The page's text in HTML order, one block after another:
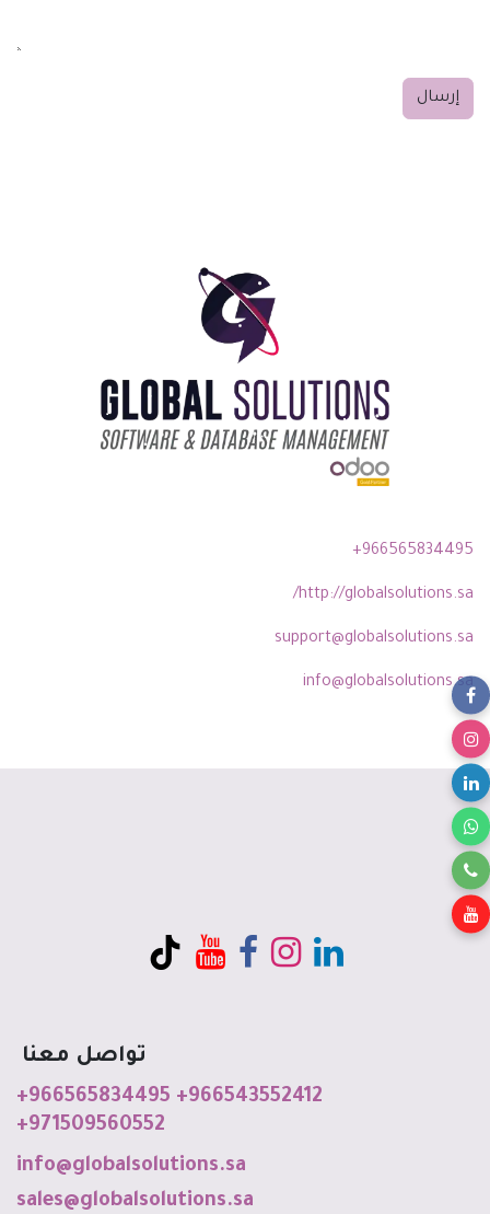
إرسال
+966565834495
http://globalsolutions.sa/
support@globalsolutions.sa
info@globalsolutions.sa
تواصل معنا
+966565834495 +966543552412
+971509560552
info@globalsolutions.sa
sales@globalsolutions.sa